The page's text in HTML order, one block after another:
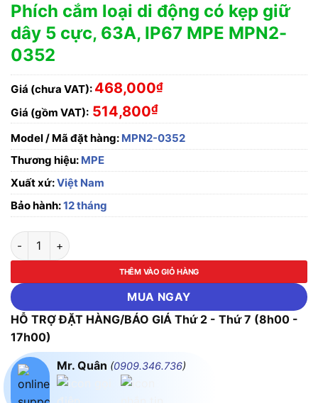
Phích cắm loại di động có kẹp giữ
dây 5 cực, 63A, IP67 MPE MPN2-
0352
Giá (chưa VAT): 468,000₫
Giá (gồm VAT): 514,800₫
Model / Mã đặt hàng: MPN2-0352
Thương hiệu: MPE
Xuất xứ:Việt Nam
Bảo hành:12 tháng
Phích cắm loại di động có kẹp giữ dây 5 cực, 63A, IP67 MPE
THÊM VÀO GIỎ HÀNG
MUA NGAY
HỖ TRỢ ĐẶT HÀNG/BÁO GIÁ Thứ 2 - Thứ 7 (8h00 -
17h00)
Mr. Quân (0909.346.736)